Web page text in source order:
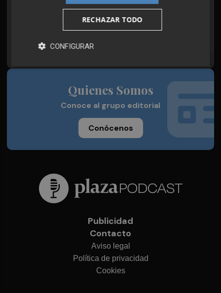
Síguenos en redes
Plaza Podcast, desde cualquier medio
Quienes Somos
Conoce al grupo editorial
Conócenos
Publicidad
Contacto
Aviso legal
Política de privacidad
Cookies
RECHAZAR TODO
CONFIGURAR